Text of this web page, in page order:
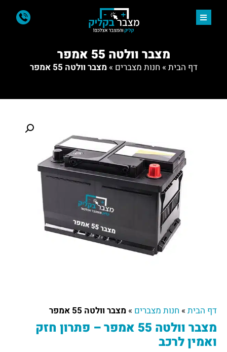
מצבר וולטה 55 אמפר
דף הבית » חנות מצברים »מצבר וולטה 55 אמפר
דף הבית » חנות מצברים » מצבר וולטה 55 אמפר
מצבר וולטה 55 אמפר – פתרון חזק
ואמין לרכב